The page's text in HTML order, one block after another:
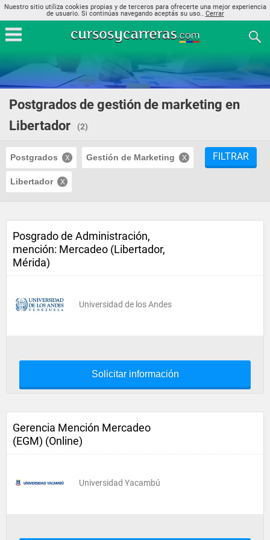
Nuestro sitio utiliza cookies propias y de terceros para ofrecerte una mejor experiencia
de usuario. Si continúas navegando aceptás su uso.. Cerrar
Postgrados de gestión de marketing en
Libertador
(2)
Postgrados Gestión de Marketing
Libertador
FILTRAR
Posgrado de Administración,
mención: Mercadeo (Libertador,
Mérida)
Universidad de los Andes
Solicitar información
Gerencia Mención Mercadeo
(EGM) (Online)
Universidad Yacambú